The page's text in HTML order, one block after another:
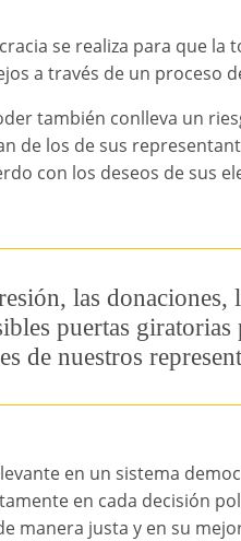
se realiza para que la
a través de un proceso
también conlleva un
de los de sus
con los deseos de sus
las donaciones,
puertas
de nuestros
en un sistema
en cada decisión
manera justa y en su